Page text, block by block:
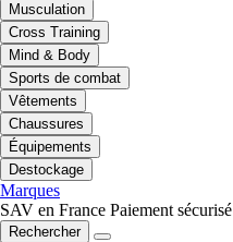
Musculation
Cross Training
Mind & Body
Sports de combat
Vêtements
Chaussures
Équipements
Destockage
Marques
SAV en France Paiement sécurisé
Rechercher